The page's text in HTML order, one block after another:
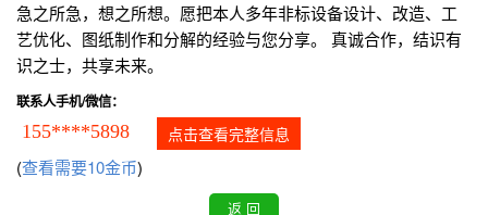
急之所急，想之所想。愿把本人多年非标设备设计、改造、工
艺优化、图纸制作和分解的经验与您分享。 真诚合作，结识有
识之士，共享未来。
联系人手机/微信：
155****5898 点击查看完整信息
(查看需要10金币)